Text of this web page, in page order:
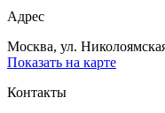
Адрес
Москва, ул.
Показать на карте
Контакты